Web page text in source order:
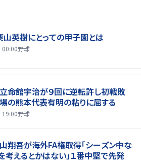
山英樹にとっての甲子園とは
野球
立命館宇治が９回に逆転許し初戦敗
熊本代表有明の粘りに屈する
野球
山翔吾が海外FA権取得「シーズン中な
考えるとかはない」１番中堅で先発